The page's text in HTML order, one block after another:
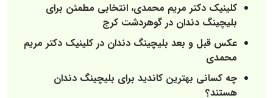
کلینیک دکتر مریم محمدی، انتخابی مطمئن برای
بلیچینگ دندان در گوهردشت کرج
عکس قبل و بعد بلیچینگ دندان در کلینیک دکتر مریم
محمدی
چه کسانی بهترین کاندید برای بلیچینگ دندان
هستند؟